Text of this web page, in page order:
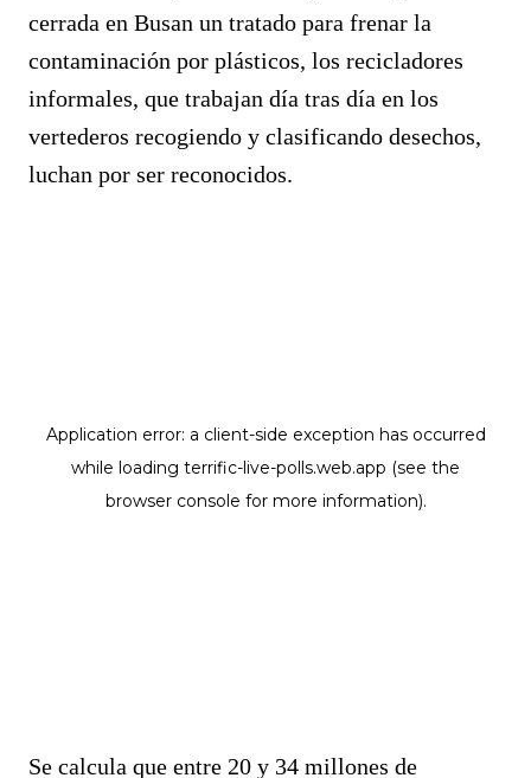
cerrada en Busan un tratado para frenar la
contaminación por plásticos, los recicladores
informales, que trabajan día tras día en los
vertederos recogiendo y clasificando desechos,
luchan por ser reconocidos.
Se calcula que entre 20 y 34 millones de